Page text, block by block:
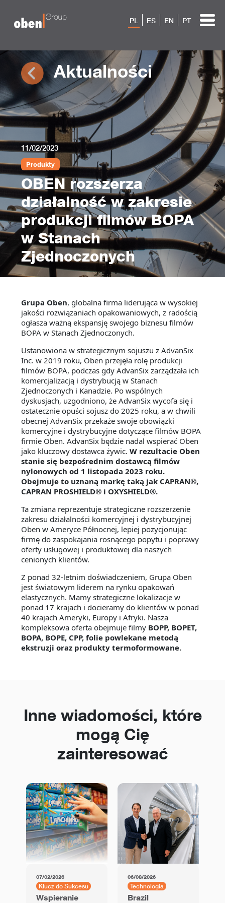
PL ES EN PT
Aktualności
11/02/2023
Produkty
OBEN rozszerza
działalność w zakresie
produkcji filmów BOPA
w Stanach
Zjednoczonych
Grupa Oben, globalna firma liderująca w wysokiej
jakości rozwiązaniach opakowaniowych, z radością
ogłasza ważną ekspansję swojego biznesu filmów
BOPA w Stanach Zjednoczonych.
Ustanowiona w strategicznym sojuszu z AdvanSix
Inc. w 2019 roku, Oben przejęła rolę produkcji
filmów BOPA, podczas gdy AdvanSix zarządzała ich
komercjalizacją i dystrybucją w Stanach
Zjednoczonych i Kanadzie. Po wspólnych
dyskusjach, uzgodniono, że AdvanSix wycofa się i
ostatecznie opuści sojusz do 2025 roku, a w chwili
obecnej AdvanSix przekaże swoje obowiązki
komercyjne i dystrybucyjne dotyczące filmów BOPA
firmie Oben. AdvanSix będzie nadal wspierać Oben
jako kluczowy dostawca żywic.W rezultacie Oben
stanie się bezpośrednim dostawcą filmów
nylonowych od 1 listopada 2023 roku.
Obejmuje to uznaną markę taką jak CAPRAN®,
CAPRAN PROSHIELD® i OXYSHIELD®.
Ta zmiana reprezentuje strategiczne rozszerzenie
zakresu działalności komercyjnej i dystrybucyjnej
Oben w Ameryce Północnej, lepiej pozycjonując
firmę do zaspokajania rosnącego popytu i poprawy
oferty usługowej i produktowej dla naszych
cenionych klientów.
Z ponad 32-letnim doświadczeniem, Grupa Oben
jest światowym liderem na rynku opakowań
elastycznych. Mamy strategiczne lokalizacje w
ponad 17 krajach i docieramy do klientów w ponad
40 krajach Ameryki, Europy i Afryki. Nasza
kompleksowa oferta obejmuje filmy BOPP, BOPET,
BOPA, BOPE, CPP, folie powlekane metodą
ekstruzji oraz produkty termoformowane.
Inne wiadomości, które
mogą Cię
zainteresować
07/02/2026
Klucz do Sukcesu
Wspieranie
06/08/2026
Technologia
Brazil